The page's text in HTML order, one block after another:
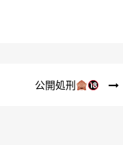
公開処刑